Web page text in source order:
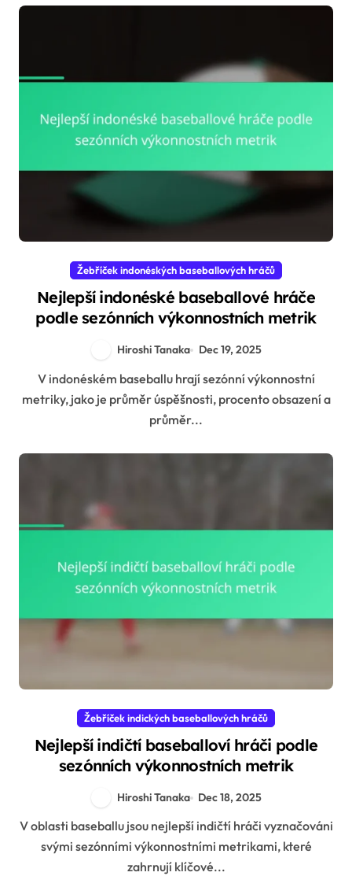
Žebříček indonéských baseballových hráčů
Nejlepší indonéské baseballové hráče
podle sezónních výkonnostních metrik
Hiroshi Tanaka Dec 19, 2025
V indonéském baseballu hrají sezónní výkonnostní
metriky, jako je průměr úspěšnosti, procento obsazení a
průměr...
Žebříček indických baseballových hráčů
Nejlepší indičtí baseballoví hráči podle
sezónních výkonnostních metrik
Hiroshi Tanaka Dec 18, 2025
V oblasti baseballu jsou nejlepší indičtí hráči vyznačováni
svými sezónními výkonnostními metrikami, které
zahrnují klíčové...